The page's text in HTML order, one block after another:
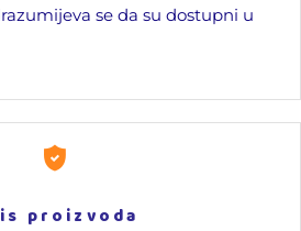
se da su dostupni u
proizvoda